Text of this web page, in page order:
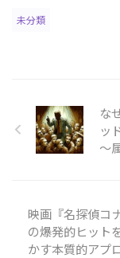
未分類
な
ッ
～
映画『名探偵コ
の爆発的ヒット
かす本質的アプ